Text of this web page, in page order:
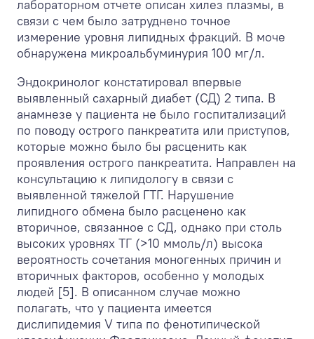
лабораторном отчете описан хилез плазмы, в
связи с чем было затруднено точное
измерение уровня липидных фракций. В моче
обнаружена микроальбуминурия 100 мг/л.
Эндокринолог констатировал впервые
выявленный сахарный диабет (СД) 2 типа. В
анамнезе у пациента не было госпитализаций
по поводу острого панкреатита или приступов,
которые можно было бы расценить как
проявления острого панкреатита. Направлен на
консультацию к липидологу в связи с
выявленной тяжелой ГТГ. Нарушение
липидного обмена было расценено как
вторичное, связанное с СД, однако при столь
высоких уровнях ТГ (>10 ммоль/л) высока
вероятность сочетания моногенных причин и
вторичных факторов, особенно у молодых
людей [5]. В описанном случае можно
полагать, что у пациента имеется
дислипидемия V типа по фенотипической